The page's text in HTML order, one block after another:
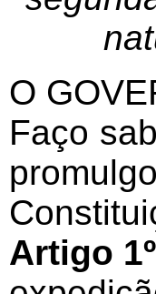
O
Faço
Artigo